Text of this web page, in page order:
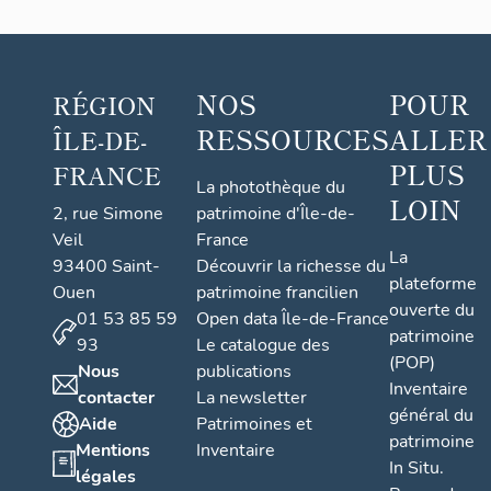
d'oiseaux ;
RÉGION
ÎLE-DE-
FRANCE
2, rue Simone
Veil
93400 Saint-
Ouen
01 53 85 59
93
Nous
contacter
Aide
Mentions
légales
NOS
RESSOURCES
La photothèque du
patrimoine d'Île-de-
France
Découvrir la richesse du
patrimoine francilien
Open data Île-de-France
Le catalogue des
publications
La newsletter
Patrimoines et
Inventaire
POUR
ALLER
PLUS
LOIN
La
plateforme
ouverte du
patrimoine
(POP)
Inventaire
général du
patrimoine
In Situ.